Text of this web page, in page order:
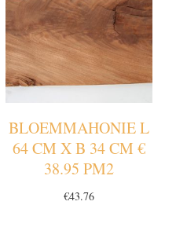
BLOEMMAHONIE L
64 CM X B 34 CM €
38.95 PM2
€43.76